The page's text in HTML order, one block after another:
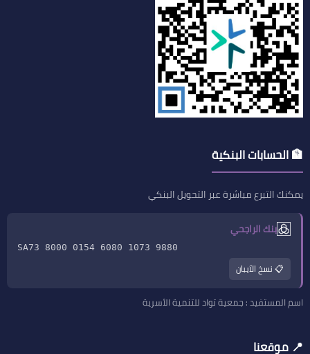
🏦 الحسابات البنكية
يمكنك التبرع مباشرة عبر التحويل البنكي
بنك الراجحي
SA73 8000 0154 6080 1073 9880
📋 نسخ الآيبان
اسم المستفيد : جمعية تواد للتنمية الأسرية
📍 موقعنا